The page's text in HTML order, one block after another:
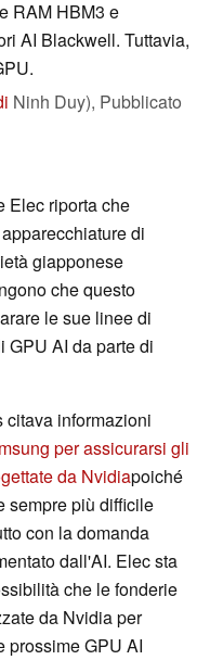
RAM HBM3 e
AI Blackwell. Tuttavia,
Ninh Duy), Pubblicato
Elec riporta che
di
giapponese
che questo
le sue linee di
GPU AI da parte di
informazioni
per assicurarsi gli
da Nvidiapoiché
sempre più difficile
con la domanda
dall'AI. Elec sta
che le fonderie
da Nvidia per
prossime GPU AI